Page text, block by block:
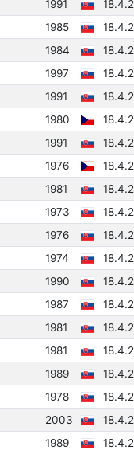
1991
1985
1984
1997
1991
1980
1991
1976
1981
1973
1976
1974
1990
1987
1981
1981
1989
1978
2003
1989